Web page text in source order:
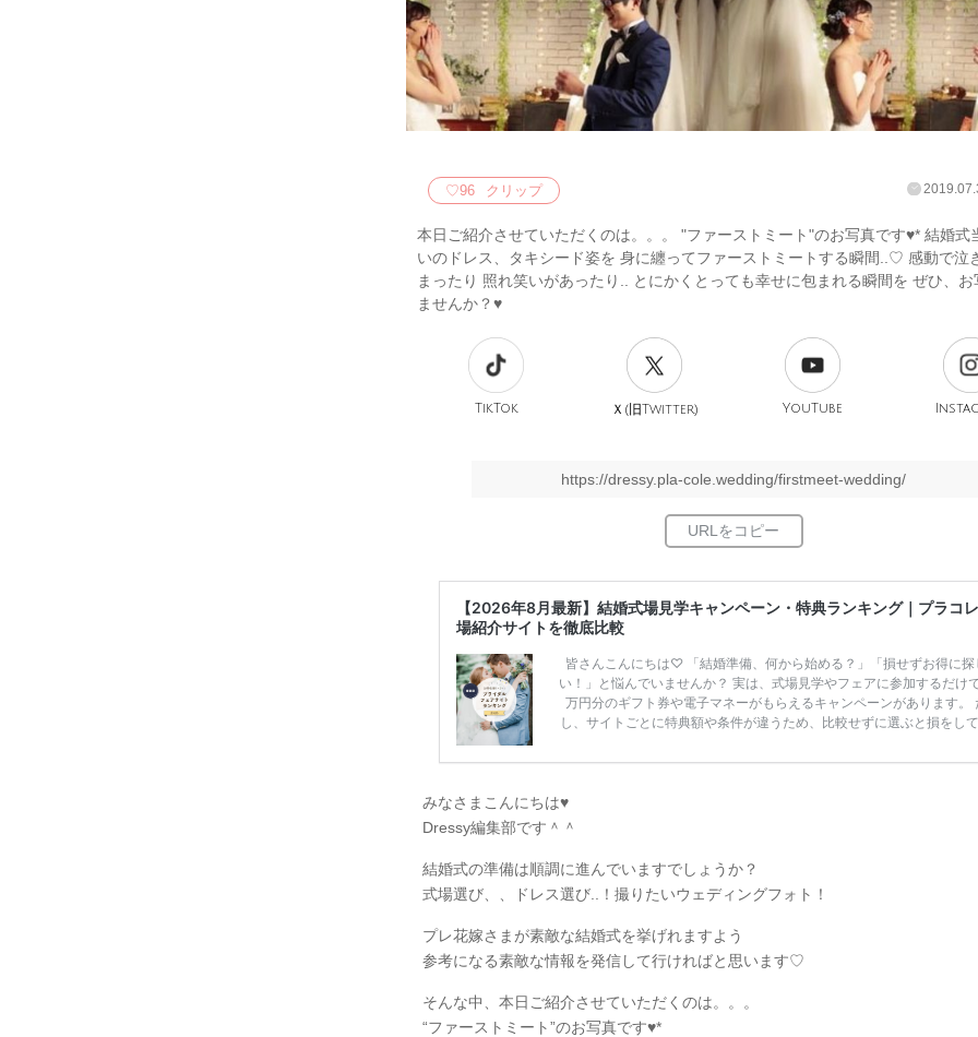
♡96 クリップ
本日ご紹介させていただくのは。。。 "ファーストミート"のお写真です♥* 結婚式
いのドレス、タキシード姿を 身に纏ってファーストミートする瞬間..♡ 感動で泣
まったり 照れ笑いがあったり.. とにかくとっても幸せに包まれる瞬間を ぜひ、お
ませんか？♥
TikTok Ｘ(旧Twitter) YouTube
https://dressy.pla-cole.wedding/firstmeet-wedding/
【2026年8月最新】結婚式場見学キャンペーン・特典ランキング｜プラコ
場紹介サイトを徹底比較
皆さんこんにちは♡ 「結婚準備、何から始める？」「損せずお得に探
い！」と悩んでいませんか？ 実は、式場見学やフェアに参加するだけ
万円分のギフト券や電子マネーがもらえるキャンペーンがあります。
し、サイトごとに特典額や条件が違うため、比較せずに選ぶと損をし
ンペーン特典ランキングを公開！ 比較サイト：プラコレ、ゼクシィ、
得？」「プラコレの特典は？」といった疑問も解決します。 まずは診断
みなさまこんにちは♥
Dressy編集部です＾＾
結婚式の準備は順調に進んでいますでしょうか？
式場選び、、ドレス選び..！撮りたいウェディングフォト！
プレ花嫁さまが素敵な結婚式を挙げれますよう
参考になる素敵な情報を発信して行ければと思います♡
そんな中、本日ご紹介させていただくのは。。。
“ファーストミート”のお写真です♥*